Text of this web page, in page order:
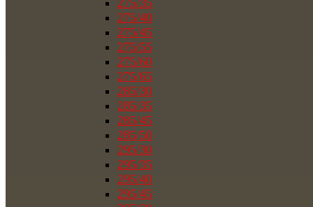
275/35
275/40
275/45
275/55
275/60
275/65
285/30
285/35
285/45
285/50
295/30
295/35
295/40
295/45